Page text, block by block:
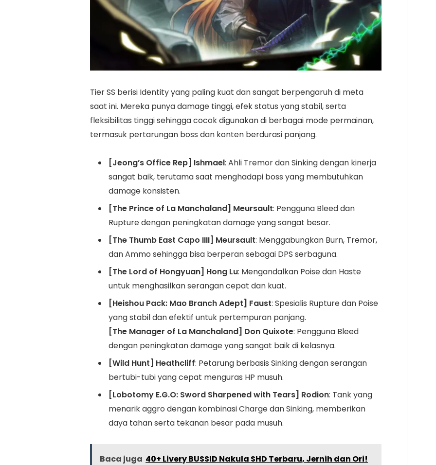
Tier SS berisi Identity yang paling kuat dan sangat berpengaruh di meta
saat ini. Mereka punya damage tinggi, efek status yang stabil, serta
fleksibilitas tinggi sehingga cocok digunakan di berbagai mode permainan,
termasuk pertarungan boss dan konten berdurasi panjang.
[Jeong’s Office Rep] Ishmael: Ahli Tremor dan Sinking dengan kinerja
sangat baik, terutama saat menghadapi boss yang membutuhkan
damage konsisten.
[The Prince of La Manchaland] Meursault: Pengguna Bleed dan
Rupture dengan peningkatan damage yang sangat besar.
[The Thumb East Capo IIII] Meursault: Menggabungkan Burn, Tremor,
dan Ammo sehingga bisa berperan sebagai DPS serbaguna.
[The Lord of Hongyuan] Hong Lu: Mengandalkan Poise dan Haste
untuk menghasilkan serangan cepat dan kuat.
[Heishou Pack: Mao Branch Adept] Faust: Spesialis Rupture dan Poise
yang stabil dan efektif untuk pertempuran panjang.
[The Manager of La Manchaland] Don Quixote: Pengguna Bleed
dengan peningkatan damage yang sangat baik di kelasnya.
[Wild Hunt] Heathcliff: Petarung berbasis Sinking dengan serangan
bertubi-tubi yang cepat menguras HP musuh.
[Lobotomy E.G.O: Sword Sharpened with Tears] Rodion: Tank yang
menarik aggro dengan kombinasi Charge dan Sinking, memberikan
daya tahan serta tekanan besar pada musuh.
Baca juga 40+ Livery BUSSID Nakula SHD Terbaru, Jernih dan Ori!